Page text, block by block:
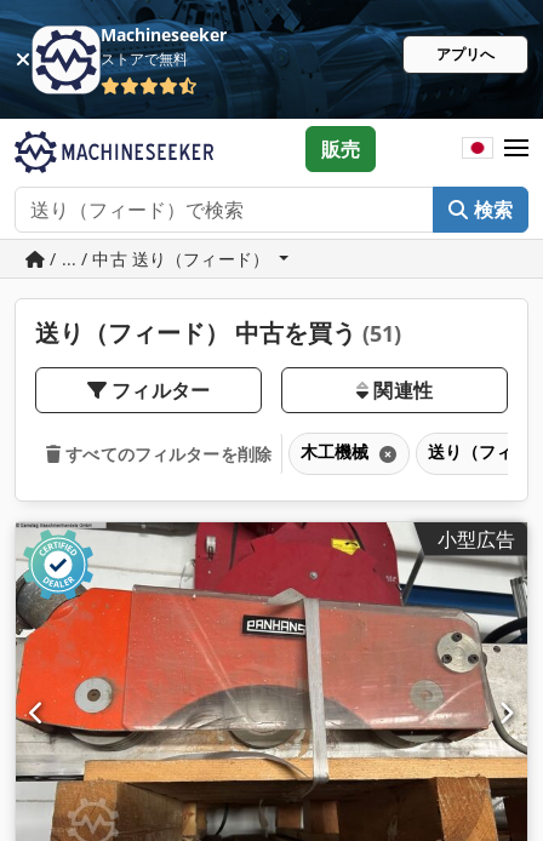
Machineseeker
ストアで無料 アプリへ
検索
販売
/ ... / 中古 送り（フィード）
送り（フィード） 中古を買う (51)
フィルター 関連性
すべてのフィルターを削除 木工機械 送り（フィー
小型広告